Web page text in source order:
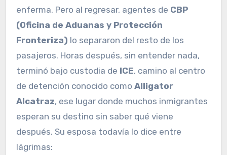
enferma. Pero al regresar, agentes de CBP
(Oficina de Aduanas y Protección
Fronteriza) lo separaron del resto de los
pasajeros. Horas después, sin entender nada,
terminó bajo custodia de ICE, camino al centro
de detención conocido como Alligator
Alcatraz, ese lugar donde muchos inmigrantes
esperan su destino sin saber qué viene
después. Su esposa todavía lo dice entre
lágrimas: